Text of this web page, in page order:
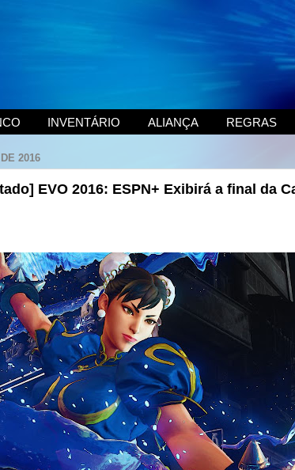
INVENTÁRIO ALIANÇA REGRAS
2016
EVO 2016: ESPN+ Exibirá a final da